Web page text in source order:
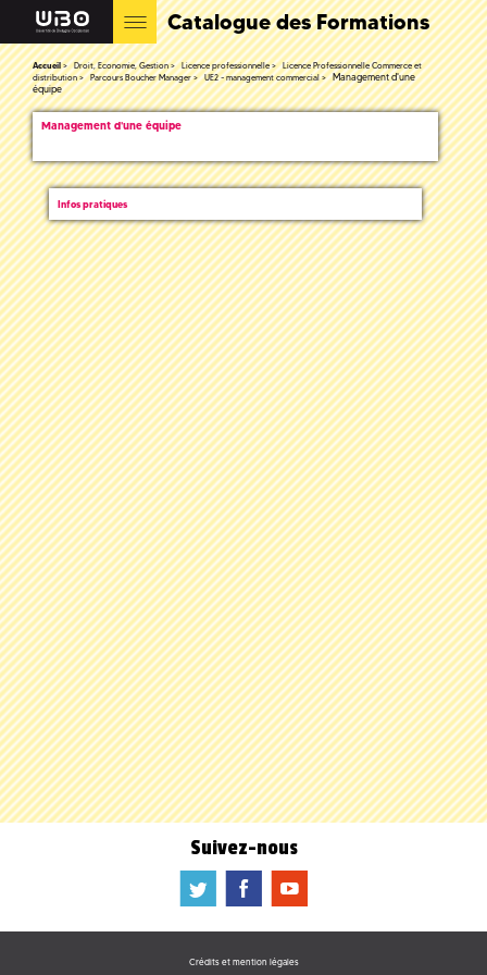
Catalogue des Formations
Accueil Droit, Economie, Gestion Licence professionnelle
Licence Professionnelle Commerce et
distribution
Parcours Boucher Manager UE2 - management commercial
Management d'une
équipe
Management d'une équipe
Infos pratiques
Suivez-nous
a b f
Crédits et mention légales